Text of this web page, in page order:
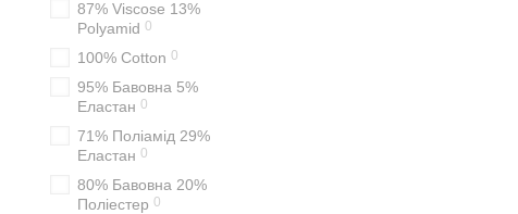
87% Viscose 13%
Polyamid 0
100% Cotton 0
95% Бавовна 5%
Еластан 0
71% Поліамід 29%
Еластан 0
80% Бавовна 20%
Поліестер 0